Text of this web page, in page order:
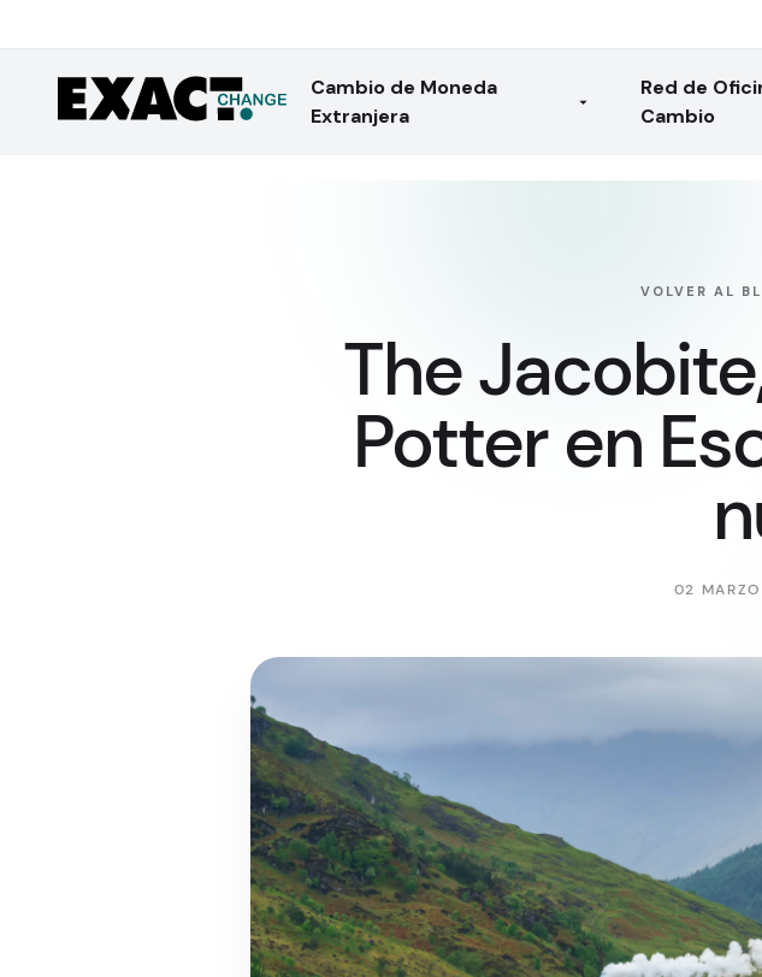
Cambio de Moneda
Extranjera
Red de
Cambio
VOLVER AL
The
Potter en
02